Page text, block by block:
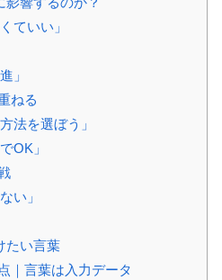
ていい」
」
ねる
法を選ぼう」
OK」
い」
たい言葉
｜言葉は入力データ